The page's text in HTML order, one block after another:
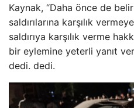
Kaynak, “Daha önce de
saldırılarına karşılık
saldırıya karşılık verme
bir eylemine yeterli yanıt
dedi. dedi.